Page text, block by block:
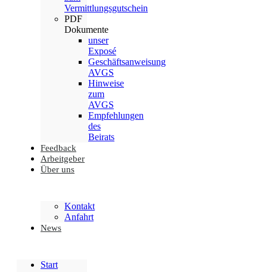
Vermittlungsgutschein
PDF
Dokumente
unser
Exposé
Geschäftsanweisung
AVGS
Hinweise
zum
AVGS
Empfehlungen
des
Beirats
Feedback
Arbeitgeber
Über uns
Kontakt
Anfahrt
News
Start